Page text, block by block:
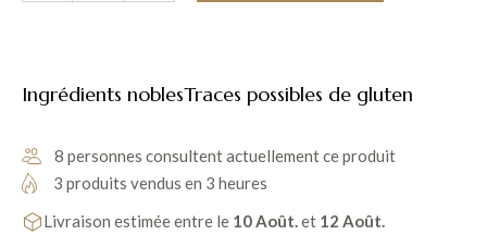
Ingrédients noblesTraces possibles de gluten
8 personnes consultent actuellement ce produit
3 produits vendus en 3 heures
Livraison estimée entre le 10 Août.et 12 Août.